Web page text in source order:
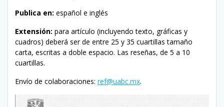
Publica en: español e inglés
Extensión: para artículo (incluyendo texto, gráficas y
cuadros) deberá ser de entre 25 y 35 cuartillas tamaño
carta, escritas a doble espacio. Las reseñas, de 5 a 10
cuartillas.
Envío de colaboraciones: ref@uabc.mx.